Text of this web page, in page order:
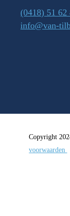
(0418) 51 62
info@van-
Copyright
voorwaarden